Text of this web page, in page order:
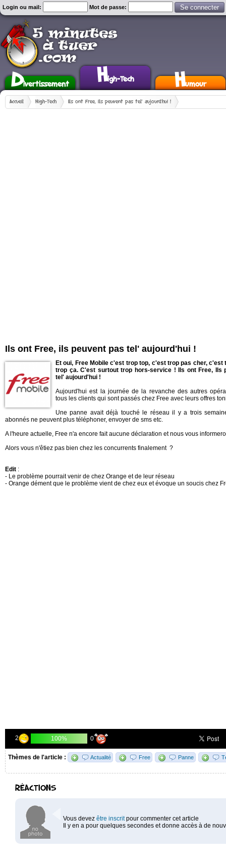
Login ou mail: Mot de passe:
Divertissement High-Tech Humour
Accueil High-Tech Ils ont Free, ils peuvent pas tel' aujourd'hui !
Ils ont Free, ils peuvent pas tel' aujourd'hui !
Et oui, Free Mobile c'est trop top, c'est trop pas cher, c'est
trop ça. C'est surtout trop hors-service !Ils ont Free, Ils
tel' aujourd'hui !
Aujourd'hui est la journée de la revanche des autres
tous les clients qui sont passés chez Free avec leurs offres
Une panne avait déjà touché le réseau il y a trois
abonnés ne peuvent plus téléphoner, envoyer de sms etc.
A l'heure actuelle, Free n'a encore fait aucune déclaration et nous vous
Alors vous n'êtiez pas bien chez les concurrents finalement ?
Edit :
- Le problème pourrait venir de chez Orange et de leur réseau
- Orange dément que le problème vient de chez eux et évoque un soucis chez
2 100% 0
Thèmes de l'article : Actualité Free Panne
RÉACTIONS
Vous devez être inscritpour commenter cet article
Il y en a pour quelques secondes et donne accès à de